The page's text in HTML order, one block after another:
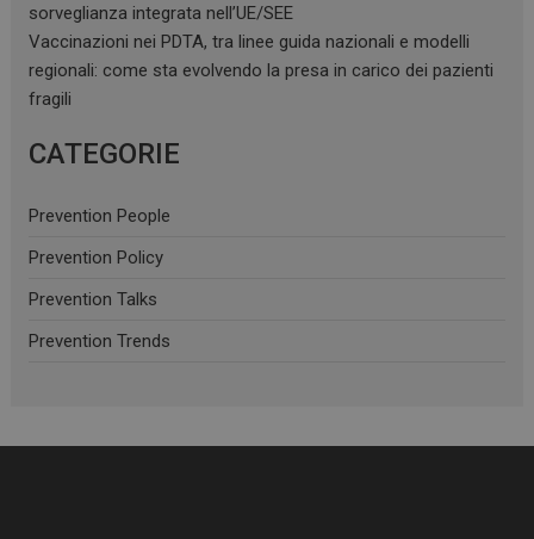
sorveglianza integrata nell’UE/SEE
Vaccinazioni nei PDTA, tra linee guida nazionali e modelli
regionali: come sta evolvendo la presa in carico dei pazienti
fragili
CATEGORIE
Prevention People
Prevention Policy
Prevention Talks
Prevention Trends